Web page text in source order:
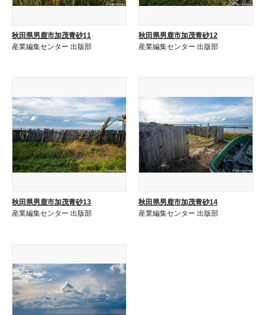
秋田県男鹿市加茂青砂11
産業編集センター 出版部
秋田県男鹿市加茂青砂12
産業編集センター 出版部
秋田県男鹿市加茂青砂13
産業編集センター 出版部
秋田県男鹿市加茂青砂14
産業編集センター 出版部